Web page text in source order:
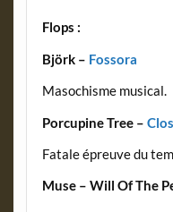
Flops :
Björk – Fossora
Masochisme musical.
Porcupine Tree –
Fatale épreuve du
Muse – Will Of The